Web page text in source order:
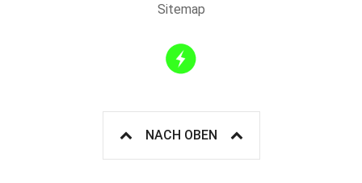
Sitemap
NACH OBEN